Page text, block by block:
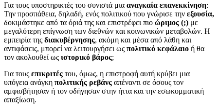
Για τους υποστηρικτές του συνιστά μια αναγκαία επανεκκίνηση:
Την προσπάθεια, δηλαδή, ενός πολιτικού που γνώρισε την εξουσία,
δοκιμάστηκε από τα όριά της και επιστρέφει πιο ώριμος (;) με
μεγαλύτερη επίγνωση των διεθνών και κοινωνικών μεταβολών. Η
εμπειρία της διακυβέρνησης, ακόμη και μέσα από λάθη και
αντιφάσεις, μπορεί να λειτουργήσει ως πολιτικό κεφάλαιο ή θα
τον ακολουθεί ως ιστορικό βάρος;
Για τους επικριτές του, όμως, η επιστροφή αυτή κρύβει μια
υπόγεια ανάγκη πολιτικής ρεβάνς απέναντι σε όσους τον
αμφισβήτησαν ή τον οδήγησαν στην ήττα και την εσωκομματική
απαξίωση.